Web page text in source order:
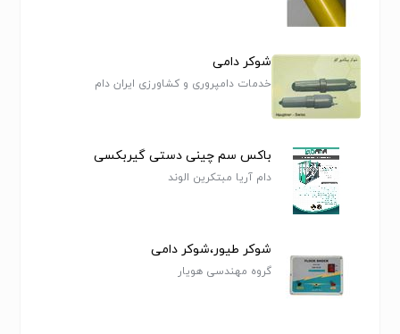
شوکر دامی
خدمات دامپروری و کشاورزی ایران دام
باکس سم چینی دستی گیربکسی
دام آریا مبتکرین الوند
شوکر طیور،شوکر دامی
گروه مهندسی هویار